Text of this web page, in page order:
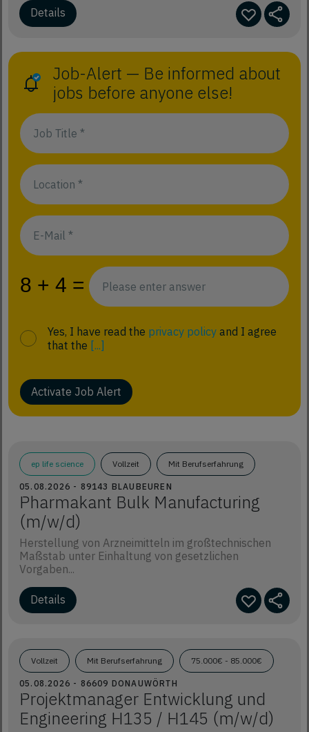
Details
Job-Alert — Be informed about
jobs before anyone else!
Yes, I have read the privacy policy and I agree
that the [...]
Activate Job Alert
ep life science Vollzeit Mit Berufserfahrung
05.08.2026 - 89143 BLAUBEUREN
Pharmakant Bulk Manufacturing
(m/w/d)
Herstellung von Arzneimitteln im großtechnischen
Maßstab unter Einhaltung von gesetzlichen
Vorgaben...
Details
Vollzeit Mit Berufserfahrung 75.000€ - 85.000€
05.08.2026 - 86609 DONAUWÖRTH
Projektmanager Entwicklung und
Engineering H135 / H145 (m/w/d)